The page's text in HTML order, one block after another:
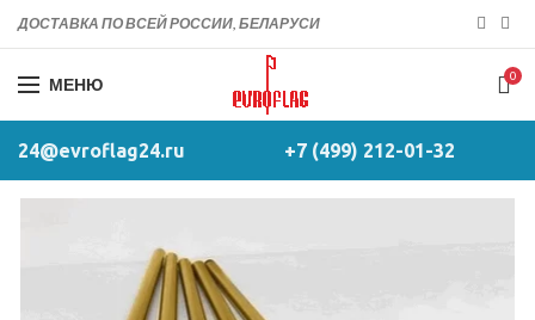
ДОСТАВКА ПО ВСЕЙ РОССИИ, БЕЛАРУСИ
МЕНЮ 0
24@evroflag24.ru +7 (499) 212-01-32